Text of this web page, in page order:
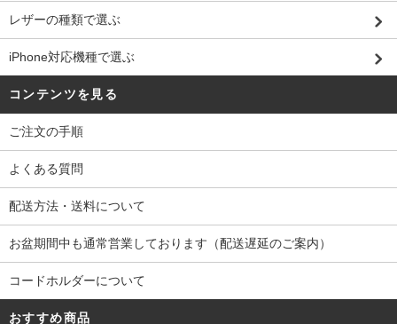
レザーの種類で選ぶ
iPhone対応機種で選ぶ
コンテンツを見る
ご注文の手順
よくある質問
配送方法・送料について
お盆期間中も通常営業しております（配送遅延のご案内）
コードホルダーについて
おすすめ商品